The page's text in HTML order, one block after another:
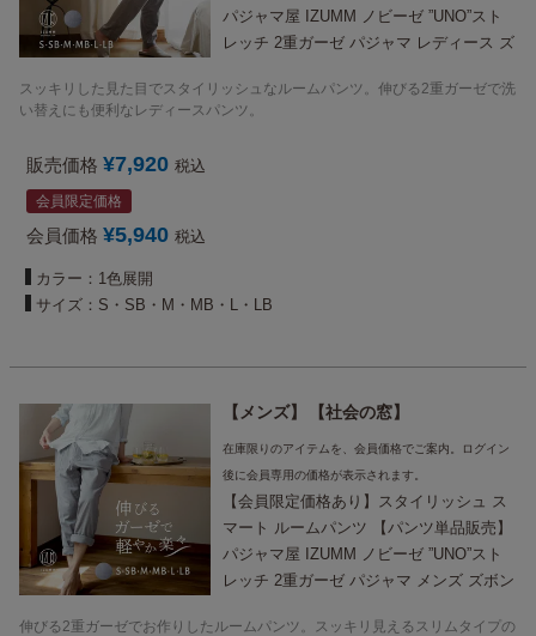
パジャマ屋 IZUMM ノビーゼ ”UNO”スト
レッチ 2重ガーゼ パジャマ レディース ズ
スッキリした見た目でスタイリッシュなルームパンツ。伸びる2重ガーゼで洗
い替えにも便利なレディースパンツ。
販売価格 ¥7,920 税込
会員限定価格
会員価格 ¥5,940 税込
カラー：1色展開
サイズ：S・SB・M・MB・L・LB
メンズ 社会の窓
在庫限りのアイテムを、会員価格でご案内。ログイン
後に会員専用の価格が表示されます。
【会員限定価格あり】スタイリッシュ ス
マート ルームパンツ 【パンツ単品販売】
パジャマ屋 IZUMM ノビーゼ ”UNO”スト
レッチ 2重ガーゼ パジャマ メンズ ズボン
伸びる2重ガーゼでお作りしたルームパンツ。スッキリ見えるスリムタイプの